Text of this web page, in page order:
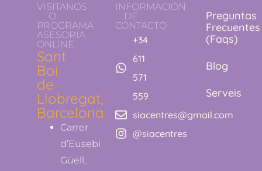
VISITANOS
O
PROGRAMA
ASESORIA
ONLINE.
Sant
Boi
de
Llobregat,
Barcelona
Carrer
d’Eusebi
Güell,
INFORMACIÓN
DE
CONTACTO
+34
611
571
559
siacentres@gmail.com
@siacentres
Preguntas
Frecuentes
(Faqs)
Blog
Serveis